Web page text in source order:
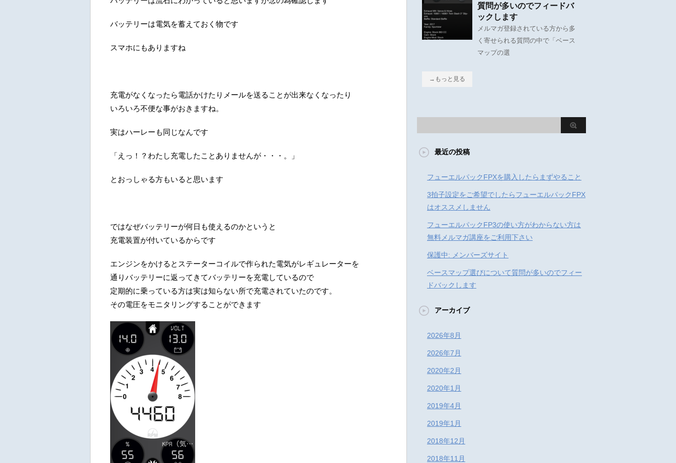
バッテリーは電気を蓄えておく物です
スマホにもありますね
充電がなくなったら電話かけたりメールを送ることが出来なくなったり
いろいろ不便な事がおきますね。
実はハーレーも同じなんです
「えっ！？わたし充電したことありませんが・・・。」
とおっしゃる方もいると思います
ではなぜバッテリーが何日も使えるのかというと
充電装置が付いているからです
エンジンをかけるとステーターコイルで作られた電気がレギュレーターを
通りバッテリーに返ってきてバッテリーを充電しているので
定期的に乗っている方は実は知らない所で充電されていたのです。
その電圧をモニタリングすることができます
質問が多いのでフィードバ
ックします
メルマガ登録されている方から多
く寄せられる質問の中で「ベース
マップの選
→もっと見る
最近の投稿
フューエルパックFPXを購入したらまずやること
3拍子設定をご希望でしたらフューエルパックFPX
はオススメしません
フューエルパックFP3の使い方がわからない方は
無料メルマガ講座をご利用下さい
保護中: メンバーズサイト
ベースマップ選びについて質問が多いのでフィー
ドバックします
アーカイブ
2026年8月
2026年7月
2020年2月
2020年1月
2019年4月
2019年1月
2018年12月
2018年11月